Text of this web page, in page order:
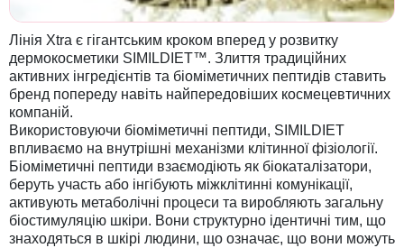
Лінія Xtra є гігантським кроком вперед у розвитку
дермокосметики SIMILDIET™. Злиття традиційних
активних інгредієнтів та біоміметичних пептидів ставить
бренд попереду навіть найпередовіших космецевтичних
компаній.
Використовуючи біоміметичні пептиди, SIMILDIET
впливаємо на внутрішні механізми клітинної фізіології.
Біоміметичні пептиди взаємодіють як біокаталізатори,
беруть участь або інгібують міжклітинні комунікації,
активують метаболічні процеси та виробляють загальну
біостимуляцію шкіри. Вони структурно ідентичні тим, що
знаходяться в шкірі людини, що означає, що вони можуть